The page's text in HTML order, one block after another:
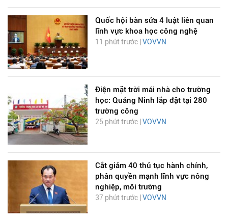
Quốc hội bàn sửa 4 luật liên quan
lĩnh vực khoa học công nghệ
11 phút trước | VOVVN
Điện mặt trời mái nhà cho trường
học: Quảng Ninh lắp đặt tại 280
trường công
25 phút trước | VOVVN
Cắt giảm 40 thủ tục hành chính,
phân quyền mạnh lĩnh vực nông
nghiệp, môi trường
37 phút trước | VOVVN